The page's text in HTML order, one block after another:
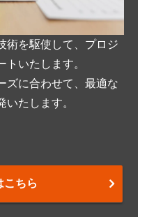
術を駆使して、プロジ
トいたします。
ズに合わせて、最適な
いたします。
こちら